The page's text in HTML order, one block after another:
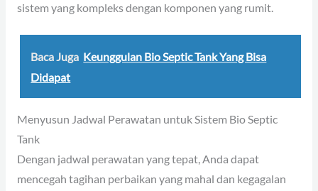
sistem yang kompleks dengan komponen yang rumit.
Baca Juga Keunggulan Bio Septic Tank Yang Bisa
Didapat
Menyusun Jadwal Perawatan untuk Sistem Bio Septic
Tank
Dengan jadwal perawatan yang tepat, Anda dapat
mencegah tagihan perbaikan yang mahal dan kegagalan